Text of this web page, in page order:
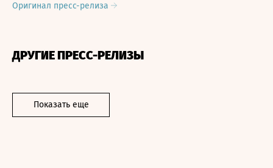
Оригинал пресс-релиза
ДРУГИЕ ПРЕСС-РЕЛИЗЫ
Показать еще